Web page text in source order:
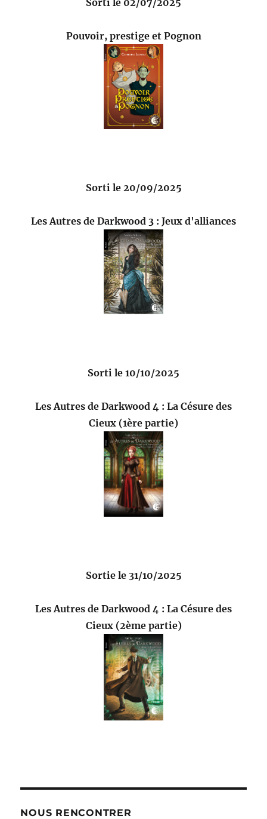
Pouvoir, prestige et Pognon
Sorti le 20/09/2025
Les Autres de Darkwood 3 : Jeux d'alliances
Sorti le 10/10/2025
Les Autres de Darkwood 4 : La Césure des
Cieux (1ère partie)
Sortie le 31/10/2025
Les Autres de Darkwood 4 : La Césure des
Cieux (2ème partie)
NOUS RENCONTRER